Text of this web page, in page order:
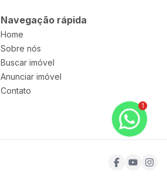
Navegação rápida
Home
Sobre nós
Buscar imóvel
Anunciar imóvel
Contato
1